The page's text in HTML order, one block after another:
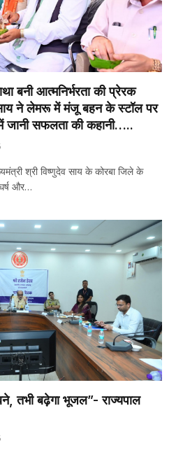
बनी आत्मनिर्भरता की प्रेरक
ने लेमरू में मंजू बहन के स्टॉल पर
जानी सफलता की कहानी…..
श्री विष्णुदेव साय के कोरबा जिले के
और…
तभी बढ़ेगा भूजल”- राज्यपाल